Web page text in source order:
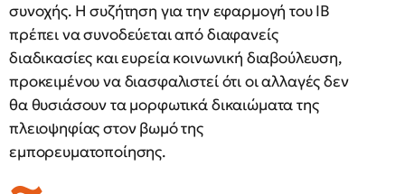
συνοχής. Η συζήτηση για την εφαρμογή του IB
πρέπει να συνοδεύεται από διαφανείς
διαδικασίες και ευρεία κοινωνική διαβούλευση,
προκειμένου να διασφαλιστεί ότι οι αλλαγές δεν
θα θυσιάσουν τα μορφωτικά δικαιώματα της
πλειοψηφίας στον βωμό της
εμπορευματοποίησης.